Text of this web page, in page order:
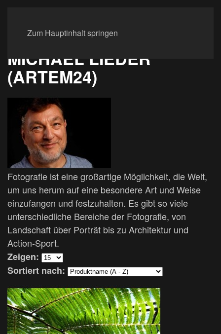
Zum Hauptinhalt springen
MICHAEL LIEDER
(ARTEM24)
Fotografie ist eine großartige Möglichkeit, die Welt,
um uns herum auf eine besondere Art und Weise
einzufangen und festzuhalten. Es gibt so viele
unterschiedliche Bereiche der Fotografie, von
Landschaft über Porträt bis zu Architektur und
Action-Sport.
Zeigen:
Sortiert nach: